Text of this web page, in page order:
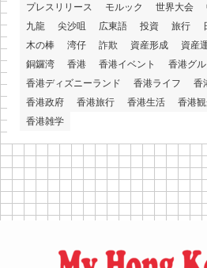
プレスリリース
モルック 世界大会
九龍
尖沙咀 広東語 投資 旅行
木の棒
湾仔 詐欺 資産形成 資産
銅鑼湾
香港 香港イベント
香港グル
香港ディズニーランド
香港ライフ 香
香港政府
香港旅行 香港生活 香港
香港雑学